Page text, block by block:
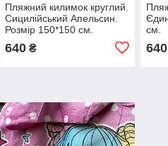
Пляжний килимок круглий.
Сицилійський Апельсин.
Розмір 150*150 см.
640₴
см.
640